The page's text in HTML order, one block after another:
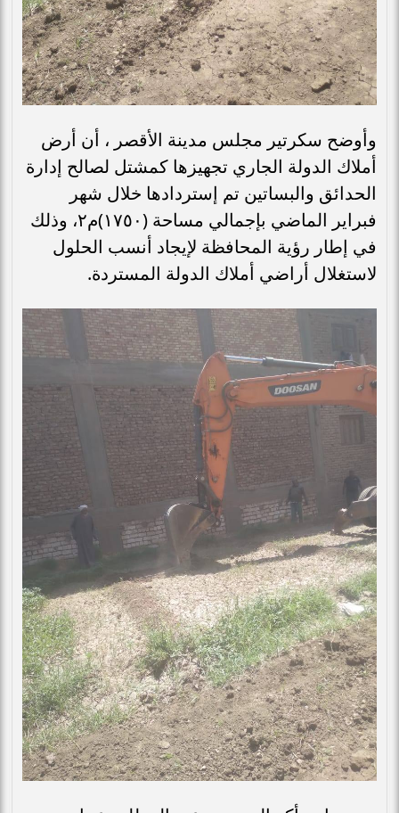
وأوضح سكرتير مجلس مدينة الأقصر ، أن أرض
أملاك الدولة الجاري تجهيزها كمشتل لصالح إدارة
الحدائق والبساتين تم إستردادها خلال شهر
فبراير الماضي بإجمالي مساحة (١٧٥٠)م٢، وذلك
في إطار رؤية المحافظة لإيجاد أنسب الحلول
لاستغلال أراضي أملاك الدولة المستردة.